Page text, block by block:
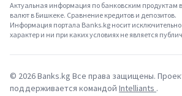
Актуальная информация по банковским продуктам
валют в Бишкеке. Сравнение кредитов и депозитов.
Информация портала Banks.kg носит
характер и ни при каких условиях не является
© 2026Banks.kg Все права защищены.
поддерживается командой Intelliants .